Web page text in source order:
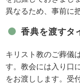
異なるため、事前に
香典を渡すタ
キリスト教のご葬儀
す。教会には入り口
をお渡しします。受